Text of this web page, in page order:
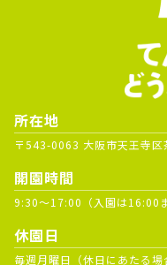
所在地
〒543-0063 大阪市天王寺
開園時間
9:30～17:00（入園は16:00ま
休園日
毎週月曜日（休日にあたる場